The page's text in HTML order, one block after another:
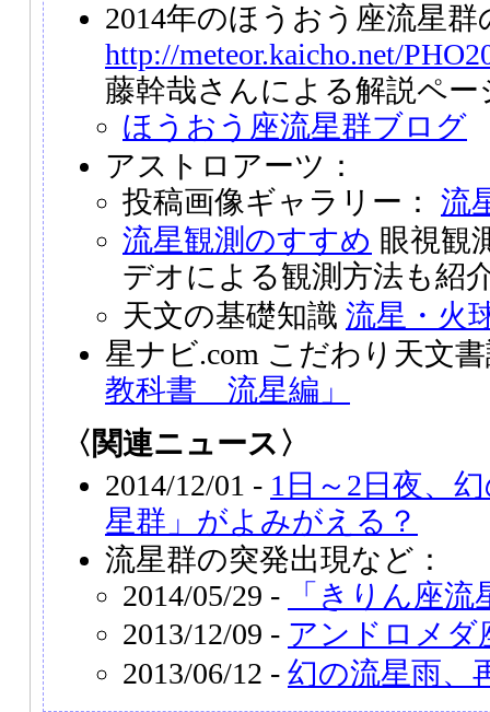
2014年のほうおう座流星群
http://meteor.kaicho.net/
藤幹哉さんによる解説ペー
ほうおう座流星群ブログ
アストロアーツ：
投稿画像ギャラリー： 流
流星観測のすすめ 眼視観
デオによる観測方法も紹
天文の基礎知識 流星・火
星ナビ.com こだわり天文
教科書 流星編」
〈関連ニュース〉
2014/12/01 - 1日～2日夜、
星群」がよみがえる？
流星群の突発出現など：
2014/05/29 -
「きりん座
2013/12/09 - アンドロメダ
2013/06/12 - 幻の流星雨、